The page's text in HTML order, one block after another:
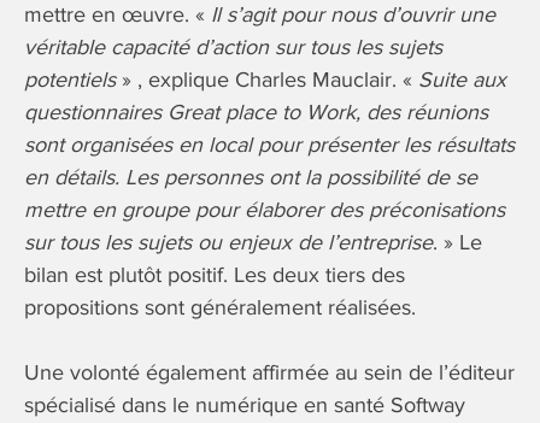
mettre en œuvre. « Il s’agit pour nous d’ouvrir une
véritable capacité d’action sur tous les sujets
potentiels» , explique Charles Mauclair. « Suite aux
questionnaires Great place to Work, des réunions
sont organisées en local pour présenter les résultats
en détails. Les personnes ont la possibilité de se
mettre en groupe pour élaborer des préconisations
sur tous les sujets ou enjeux de l’entreprise. » Le
bilan est plutôt positif. Les deux tiers des
propositions sont généralement réalisées.
Une volonté également affirmée au sein de l’éditeur
spécialisé dans le numérique en santé Softway